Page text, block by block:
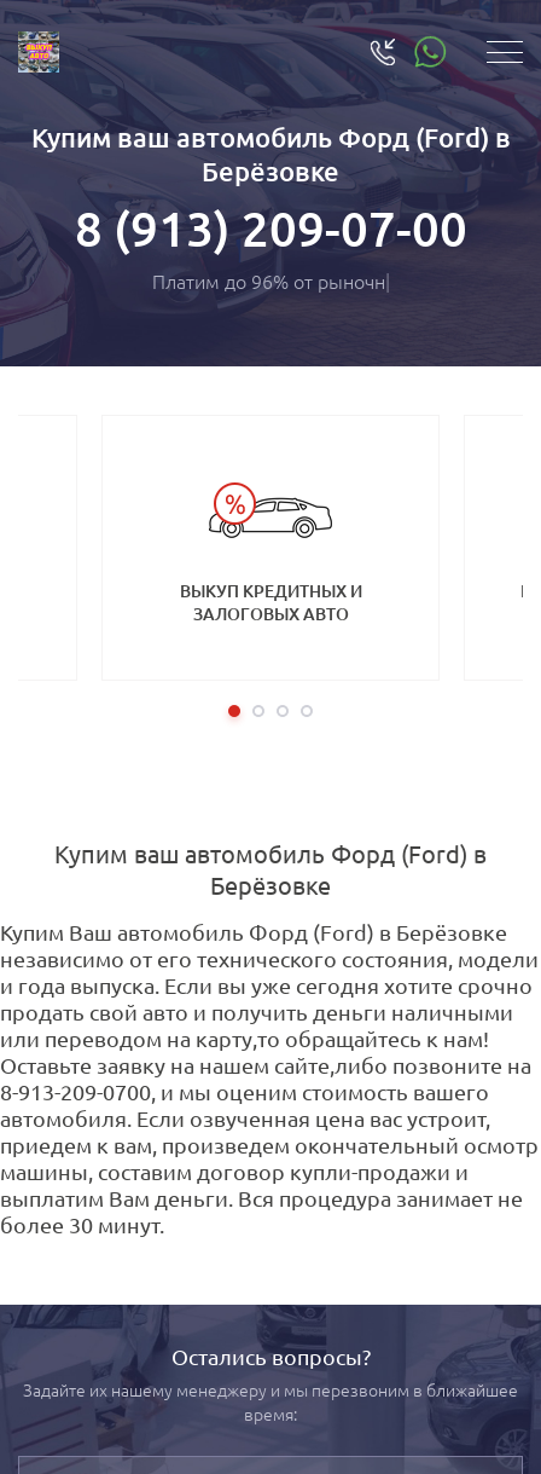
Купим ваш автомобиль Форд (Ford) в
Берёзовке
8 (913) 209-07-00
Платим до 96% от рын
ВЫКУП КРЕДИТНЫХ И
ЗАЛОГОВЫХ АВТО
Купим ваш автомобиль Форд (Ford) в
Берёзовке
Купим Ваш автомобиль Форд (Ford) в Берёзовке
независимо от его технического состояния, модели
и года выпуска. Если вы уже сегодня хотите срочно
продать свой авто и получить деньги наличными
или переводом на карту,то обращайтесь к нам!
Оставьте заявку на нашем сайте,либо позвоните на
8-913-209-0700, и мы оценим стоимость вашего
автомобиля. Если озвученная цена вас устроит,
приедем к вам, произведем окончательный осмотр
машины, составим договор купли-продажи и
выплатим Вам деньги. Вся процедура занимает не
более 30 минут.
Остались вопросы?
Задайте их нашему менеджеру и мы перезвоним в ближайшее
время: